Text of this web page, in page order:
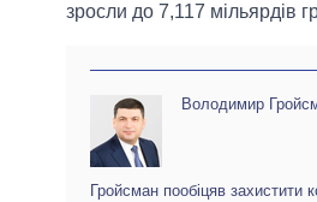
зросли до 7,117 мільярдів
Володимир
Гройсман пообіцяв захистити